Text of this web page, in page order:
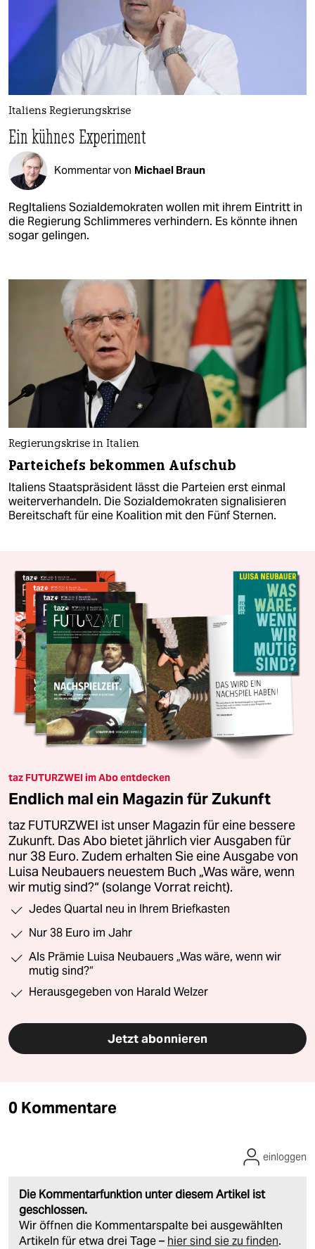
Italiens Regierungskrise
Ein kühnes Experiment
Kommentar von Michael Braun
RegItaliens Sozialdemokraten wollen mit ihrem Eintritt in
die Regierung Schlimmeres verhindern. Es könnte ihnen
sogar gelingen.
Regierungskrise in Italien
Parteichefs bekommen Aufschub
Italiens Staatspräsident lässt die Parteien erst einmal
weiterverhandeln. Die Sozialdemokraten signalisieren
Bereitschaft für eine Koalition mit den Fünf Sternen.
taz FUTURZWEI im Abo entdecken
Endlich mal ein Magazin für Zukunft
taz FUTURZWEI ist unser Magazin für eine bessere
Zukunft. Das Abo bietet jährlich vier Ausgaben für
nur 38 Euro. Zudem erhalten Sie eine Ausgabe von
Luisa Neubauers neuestem Buch „Was wäre, wenn
wir mutig sind?“ (solange Vorrat reicht).
Jedes Quartal neu in Ihrem Briefkasten
Nur 38 Euro im Jahr
Als Prämie Luisa Neubauers „Was wäre, wenn wir
mutig sind?“
Herausgegeben von Harald Welzer
Jetzt abonnieren
0 Kommentare
Die Kommentarfunktion unter diesem Artikel ist
geschlossen.
Wir öffnen die Kommentarspalte bei ausgewählten
Artikeln für etwa drei Tage – hier sind sie zu finden.
einloggen